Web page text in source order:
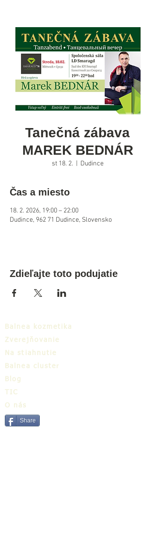
Tanečná zábava
MAREK BEDNÁR
st 18. 2. Dudince
Čas a miesto
18. 2. 2026, 19:00 – 22:00
Dudince, 962 71 Dudince, Slovensko
Zdieľajte toto podujatie
Balnea kozmetika
Zverejňovanie
Na stiahnutie
Balnea cluster
Blog
TIC
O nás
Share